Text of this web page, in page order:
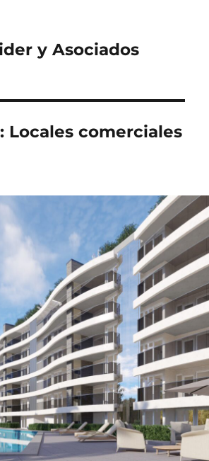
y Asociados
Locales comerciales